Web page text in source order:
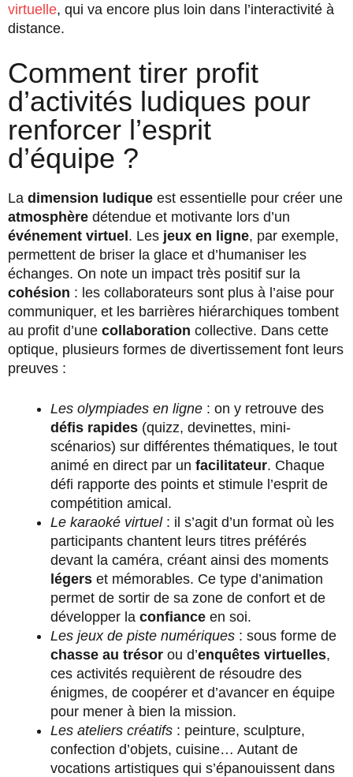
virtuelle, qui va encore plus loin dans l’interactivité à
distance.
Comment tirer profit
d’activités ludiques pour
renforcer l’esprit
d’équipe ?
La dimension ludique est essentielle pour créer une
atmosphère détendue et motivante lors d’un
événement virtuel. Les jeux en ligne, par exemple,
permettent de briser la glace et d’humaniser les
échanges. On note un impact très positif sur la
cohésion : les collaborateurs sont plus à l’aise pour
communiquer, et les barrières hiérarchiques tombent
au profit d’une collaboration collective. Dans cette
optique, plusieurs formes de divertissement font leurs
preuves :
Les olympiades en ligne : on y retrouve des
défis rapides (quizz, devinettes, mini-
scénarios) sur différentes thématiques, le tout
animé en direct par un facilitateur. Chaque
défi rapporte des points et stimule l’esprit de
compétition amical.
Le karaoké virtuel: il s’agit d’un format où les
participants chantent leurs titres préférés
devant la caméra, créant ainsi des moments
légers et mémorables. Ce type d’animation
permet de sortir de sa zone de confort et de
développer la confiance en soi.
Les jeux de piste numériques : sous forme de
chasse au trésor ou d’enquêtes virtuelles,
ces activités requièrent de résoudre des
énigmes, de coopérer et d’avancer en équipe
pour mener à bien la mission.
Les ateliers créatifs : peinture, sculpture,
confection d’objets, cuisine… Autant de
vocations artistiques qui s’épanouissent dans